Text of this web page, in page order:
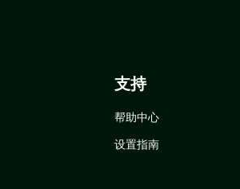
支持
帮助中心
设置指南